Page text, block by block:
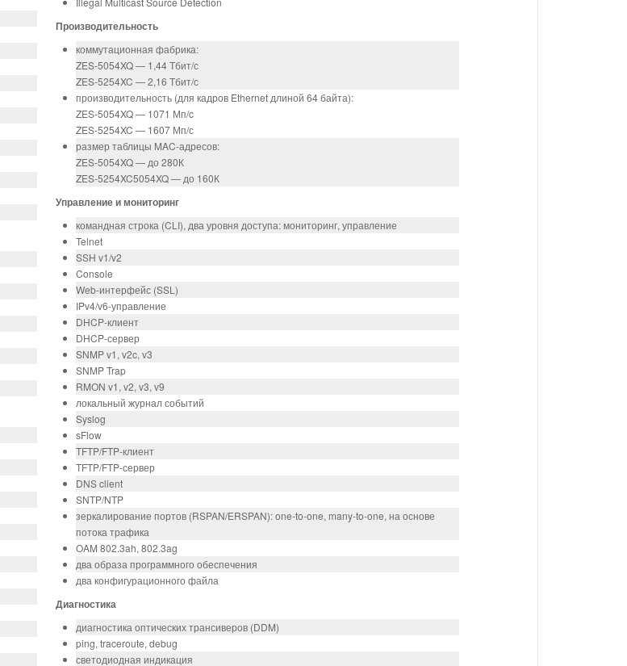
Производительность
коммутационная фабрика:
ZES-5054XQ — 1,44 Тбит/с
ZES-5254XC — 2,16 Тбит/с
производительность (для кадров Ethernet длиной 64 байта):
ZES-5054XQ — 1071 Мп/c
ZES-5254XC — 1607 Мп/с
размер таблицы MAC-адресов:
ZES-5054XQ — до 280К
ZES-5254XC5054XQ — до 160К
Управление и мониторинг
командная строка (CLI), два уровня доступа: мониторинг, управление
Telnet
SSH v1/v2
Console
Web-интерфейс (SSL)
IPv4/v6-управление
DHCP-клиент
DHCP-сервер
SNMP v1, v2c, v3
SNMP Trap
RMON v1, v2, v3, v9
локальный журнал событий
Syslog
sFlow
TFTP/FTP-клиент
TFTP/FTP-сервер
DNS client
SNTP/NTP
зеркалирование портов (RSPAN/ERSPAN): one-to-one, many-to-one, на основе
потока трафика
OAM 802.3ah, 802.3ag
два образа программного обеспечения
два конфигурационного файла
Диагностика
диагностика оптических трансиверов (DDM)
ping, traceroute, debug
светодиодная индикация